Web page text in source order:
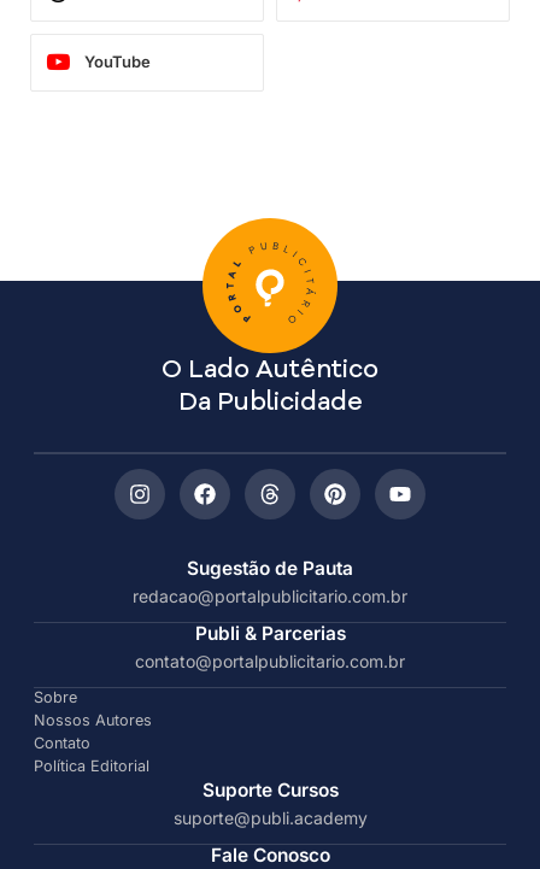
YouTube
Sugestão de Pauta
redacao@portalpublicitario.com.br
Publi & Parcerias
contato@portalpublicitario.com.br
Sobre
Nossos Autores
Contato
Política Editorial
O Lado Autêntico
Da Publicidade
Suporte Cursos
suporte@publi.academy
Fale Conosco